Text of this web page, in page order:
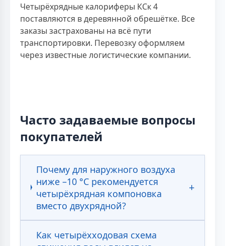
Четырёхрядные калориферы КСк 4
поставляются в деревянной обрешётке. Все
заказы застрахованы на всё пути
транспортировки. Перевозку оформляем
через известные логистические компании.
Часто задаваемые вопросы
покупателей
Почему для наружного воздуха
ниже –10 °С рекомендуется
четырёхрядная компоновка
вместо двухрядной?
Как четырёхходовая схема